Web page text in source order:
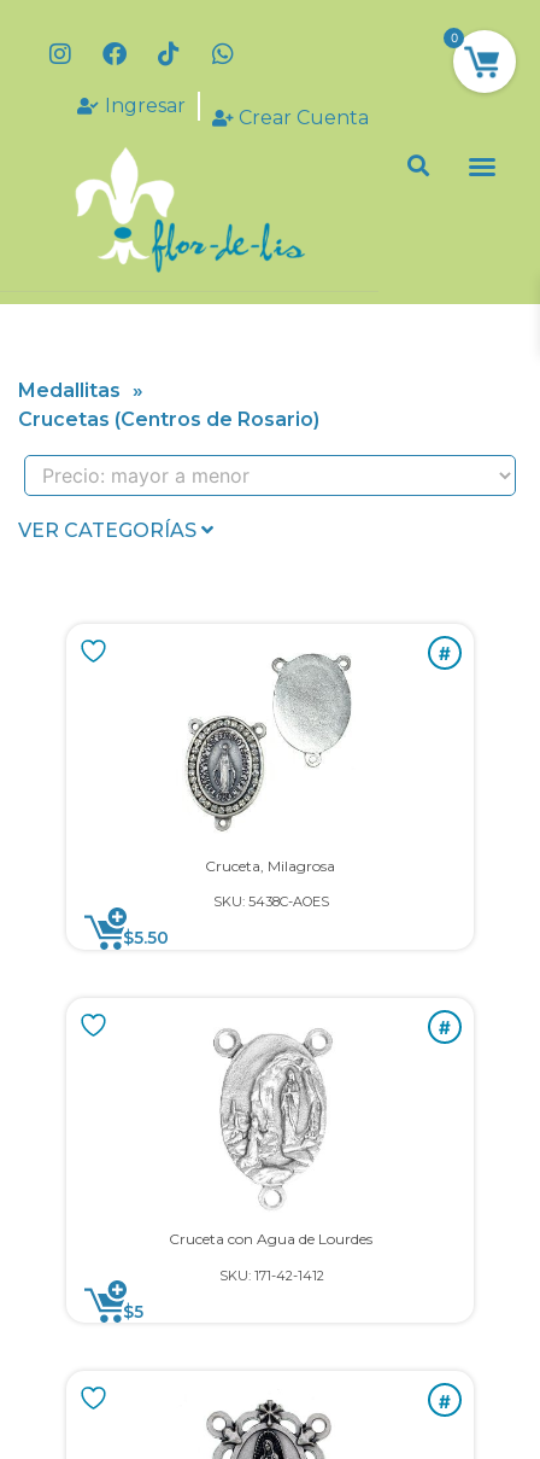
Ingresar
Crear Cuenta
Medallitas »
Crucetas (Centros de Rosario)
VER CATEGORÍAS
#
Cruceta, Milagrosa
SKU: 5438C-AOES
$5.50
#
Cruceta con Agua de Lourdes
SKU: 171-42-1412
$5
#
0